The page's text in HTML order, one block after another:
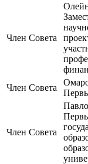
Член Совета
Член Совета
Член Совета